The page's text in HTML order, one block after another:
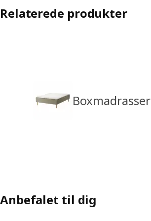
Relaterede produkter
Boxmadrasser
Anbefalet til dig